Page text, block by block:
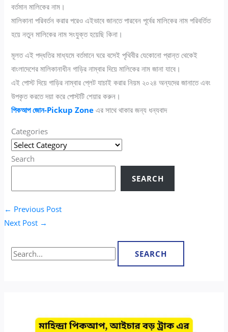
বর্তমান মালিকের নাম।
মালিকানা পরিবর্তন করার পরেও এইভাবে জানতে পারবেন পূর্বের মালিকের নাম পরিবর্তিত
হয়ে নতুন মালিকের নাম সংযুক্ত হয়েছি কিনা।
মূলত এই পদ্ধতির মাধ্যমে বর্তমানে ঘরে বসেই পৃথিবীর যেকোনো প্রান্ত থেকেই
বাংলাদেশের মালিকানাধীন গাড়ির নাম্বার দিয়ে মালিকের নাম জানা যাবে।
এই পোস্ট দিয়ে গাড়ির নাম্বার প্লেট যাচাই করার নিয়ম ২০২৪ অন্যদের জানাতে এবং
উপকৃত করতে দয়া করে পোস্টটি শেয়ার করুন।
পিকআপ জোন-Pickup Zone এর সাথে থাকার জন্য ধন্যবাদ
Categories
Search
SEARCH
← Previous Post
Next Post →